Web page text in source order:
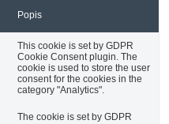
Popis
This cookie is set by GDPR
Cookie Consent plugin. The
cookie is used to store the user
consent for the cookies in the
category "Analytics".
The cookie is set by GDPR